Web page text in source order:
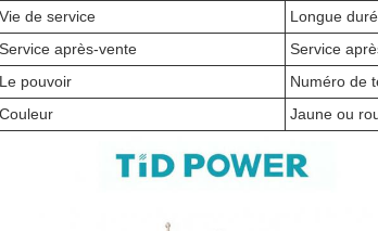
Vie de service
Longue
Service après-vente
Service
Le pouvoir
Numéro de
Couleur
Jaune ou